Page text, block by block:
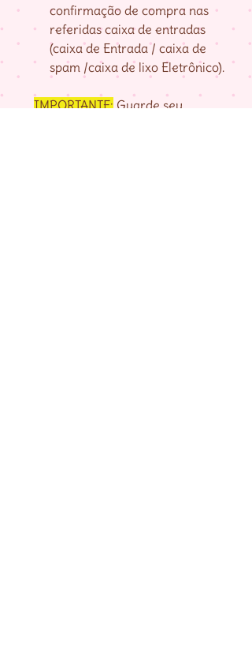
confirmação de compra nas
referidas caixa de entradas
(caixa de Entrada / caixa de
spam /caixa de lixo Eletrônico).
IMPORTANTE: Guarde seu